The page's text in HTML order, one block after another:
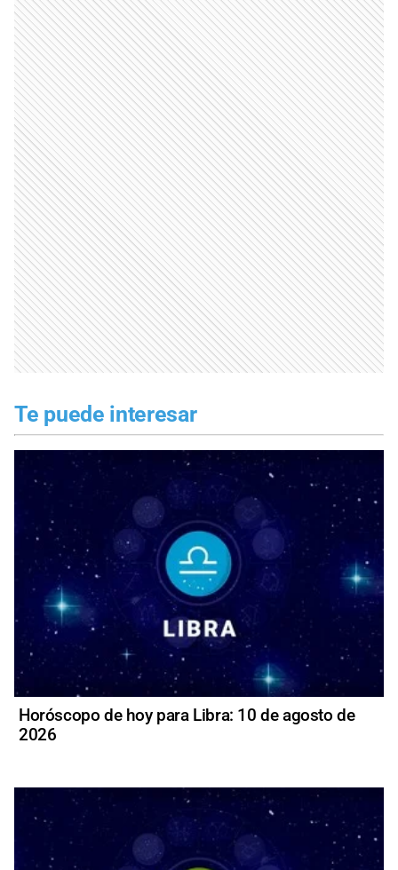
Te puede interesar
Horóscopo de hoy para Libra: 10 de agosto de
2026